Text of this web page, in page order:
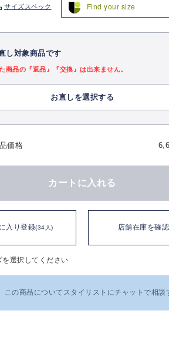
サイズスペック Find your size
し対象商品です
商品の『返品』『交換』は出来ません。
お直しを選択する
価格
カートに入れる
入り登録(34人) 店舗在庫を確
選択してください
この商品についてスタイリストにチャットで相談